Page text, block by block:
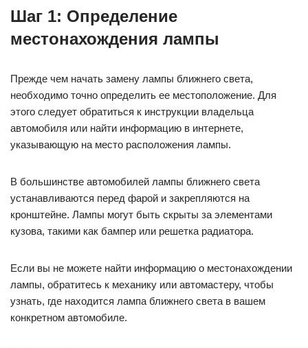
Шаг 1: Определение
местонахождения лампы
Прежде чем начать замену лампы ближнего света,
необходимо точно определить ее местоположение. Для
этого следует обратиться к инструкции владельца
автомобиля или найти информацию в интернете,
указывающую на место расположения лампы.
В большинстве автомобилей лампы ближнего света
устанавливаются перед фарой и закрепляются на
кронштейне. Лампы могут быть скрыты за элементами
кузова, такими как бампер или решетка радиатора.
Если вы не можете найти информацию о местонахождении
лампы, обратитесь к механику или автомастеру, чтобы
узнать, где находится лампа ближнего света в вашем
конкретном автомобиле.